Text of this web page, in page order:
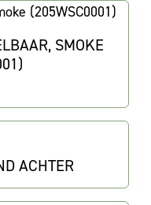
SMOKE
ACHTER